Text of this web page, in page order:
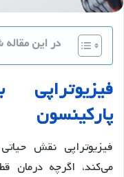
در این
پارکینسون
فیزیوتراپی نقش
می‌کند، اگرچه درمان